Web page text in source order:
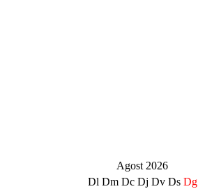
Agost 2026
Dl Dm Dc Dj Dv Ds Dg